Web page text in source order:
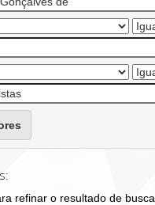
refinar o resultado de busca.